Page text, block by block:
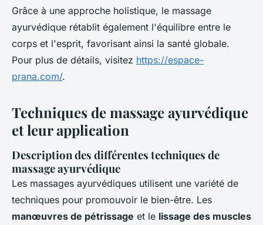
Grâce à une approche holistique, le massage
ayurvédique rétablit également l'équilibre entre le
corps et l'esprit, favorisant ainsi la santé globale.
Pour plus de détails, visitez https://espace-
prana.com/.
Techniques de massage ayurvédique
et leur application
Description des différentes techniques de
massage ayurvédique
Les massages ayurvédiques utilisent une variété de
techniques pour promouvoir le bien-être. Les
manœuvres de pétrissage et le lissage des muscles